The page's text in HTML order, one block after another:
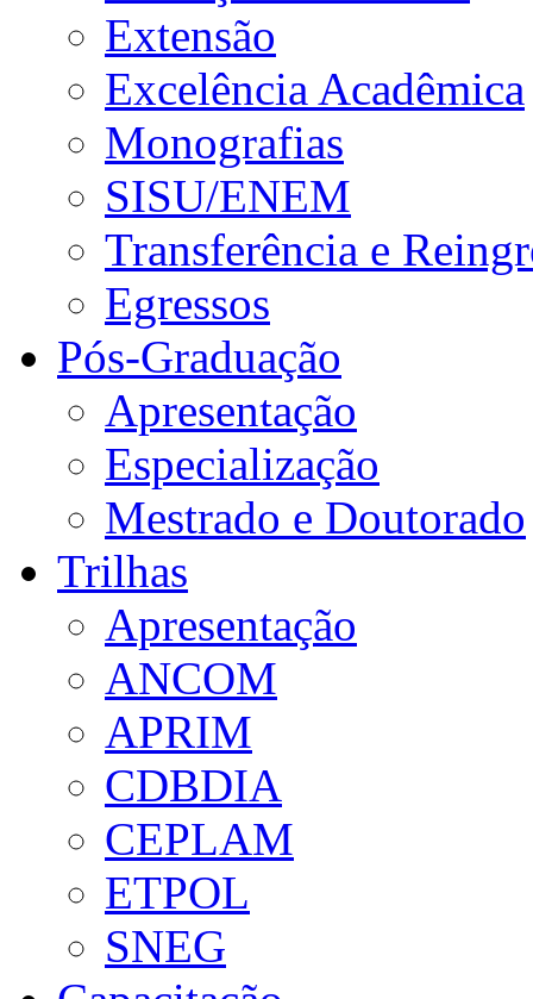
Extensão
Excelência Acadêmica
Monografias
SISU/ENEM
Transferência e
Egressos
Pós-Graduação
Apresentação
Especialização
Mestrado e Doutorado
Trilhas
Apresentação
ANCOM
APRIM
CDBDIA
CEPLAM
ETPOL
SNEG